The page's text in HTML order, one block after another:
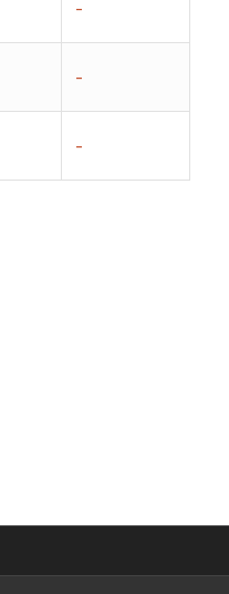
–
–
–